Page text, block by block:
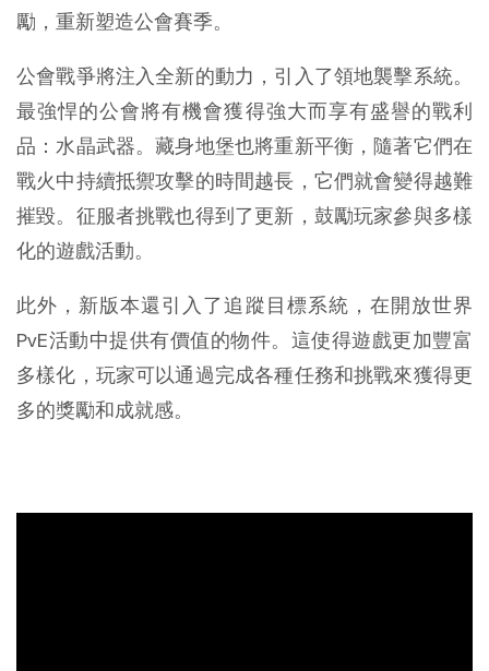
勵，重新塑造公會賽季。
公會戰爭將注入全新的動力，引入了領地襲擊系統。
最強悍的公會將有機會獲得強大而享有盛譽的戰利
品：水晶武器。藏身地堡也將重新平衡，隨著它們在
戰火中持續抵禦攻擊的時間越長，它們就會變得越難
摧毀。征服者挑戰也得到了更新，鼓勵玩家參與多樣
化的遊戲活動。
此外，新版本還引入了追蹤目標系統，在開放世界
PvE活動中提供有價值的物件。這使得遊戲更加豐富
多樣化，玩家可以通過完成各種任務和挑戰來獲得更
多的獎勵和成就感。